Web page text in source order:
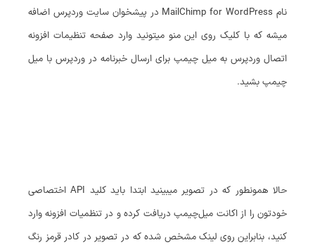
نام MailChimp for WordPress در پیشخوان سایت وردپرس اضافه
میشه که با کلیک روی این منو میتونید وارد صفحه تنظیمات افزونه
اتصال وردپرس به میل چیمپ برای ارسال خبرنامه در وردپرس با میل
چیمپ بشید.
حالا همونطور که در تصویر میبینید ابتدا باید کلید API اختصاصی
خودتون را از اکانت میل‌چیمپ دریافت کرده و در تنظمیات افزونه وارد
کنید، بنابراین روی لینک مشخص شده که در تصویر در کادر قرمز رنگ